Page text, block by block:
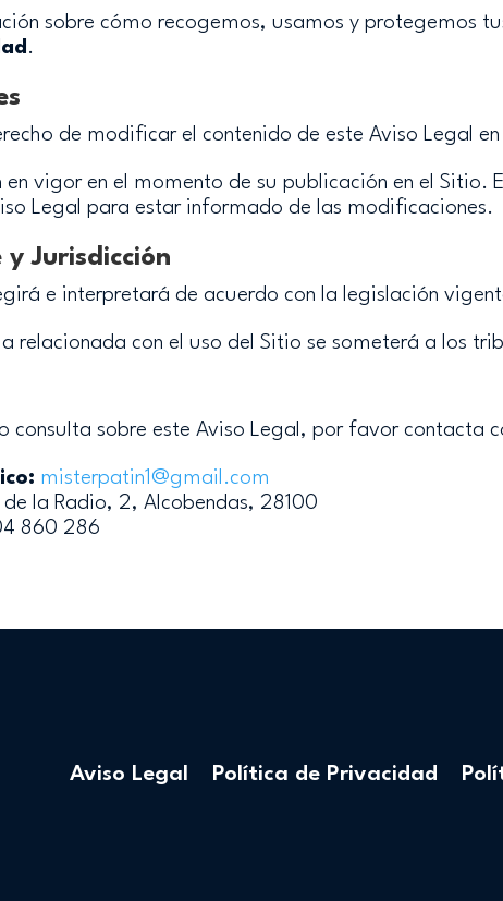
sobre cómo recogemos, usamos y protegemos
.
de modificar el contenido de este Aviso Legal
en vigor en el momento de su publicación en el Sitio.
Legal para estar informado de las modificaciones.
Jurisdicción
e interpretará de acuerdo con la legislación
relacionada con el uso del Sitio se someterá a los
consulta sobre este Aviso Legal, por favor contacta
misterpatin1@gmail .com
de la Radio, 2, Alcobendas, 28100
860 286
Aviso Legal Política de Privacidad